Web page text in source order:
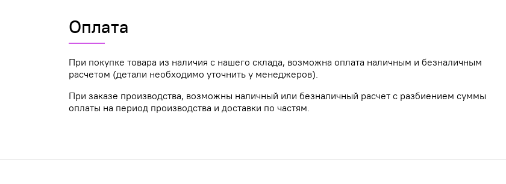
Оплата
При покупке товара из наличия с нашего склада, возможна оплата наличным и безналичным
расчетом (детали необходимо уточнить у менеджеров).
При заказе производства, возможны наличный или безналичный расчет с разбиением суммы
оплаты на период производства и доставки по частям.